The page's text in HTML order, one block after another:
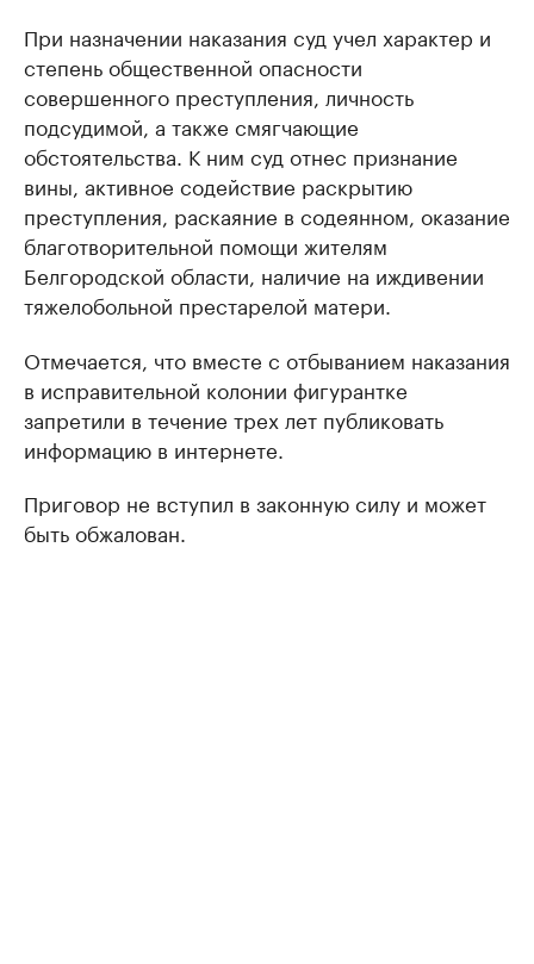
При назначении наказания суд учел характер и
степень общественной опасности
совершенного преступления, личность
подсудимой, а также смягчающие
обстоятельства. К ним суд отнес признание
вины, активное содействие раскрытию
преступления, раскаяние в содеянном, оказание
благотворительной помощи жителям
Белгородской области, наличие на иждивении
тяжелобольной престарелой матери.
Отмечается, что вместе с отбыванием наказания
в исправительной колонии фигурантке
запретили в течение трех лет публиковать
информацию в интернете.
Приговор не вступил в законную силу и может
быть обжалован.